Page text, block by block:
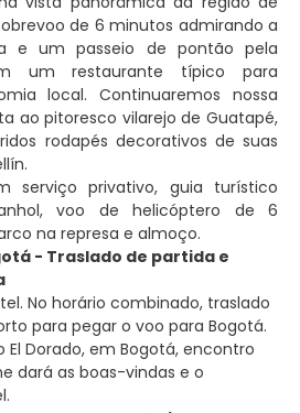
de 6 minutos admirando a
e um passeio de pontão pela
um restaurante típico para
local. Continuaremos nossa
ao pitoresco vilarejo de Guatapé,
rodapés decorativos de suas
serviço privativo, guia turístico
voo de helicóptero de 6
na represa e almoço.
- Traslado de partida e
No horário combinado, traslado
para pegar o voo para Bogotá.
Dorado, em Bogotá, encontro
dará as boas-vindas e o